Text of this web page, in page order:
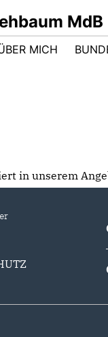
MdB
MICH
in unserem